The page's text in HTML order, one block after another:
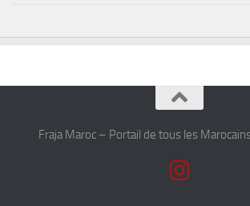
Fraja Maroc – Portail de tous les